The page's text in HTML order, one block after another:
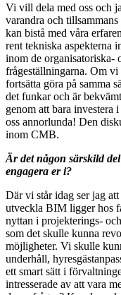
Vi vill dela med oss och
varandra och
kan bistå med våra
rent tekniska aspekterna
inom de organisatoriska-
frågeställningarna. Om
fortsätta göra på samma
det funkar och är
genom att bara investera
oss annorlunda! Den
inom CMB.
Är det någon särskild
engagera er i?
Där vi står idag ser jag
utveckla BIM ligger hos
nyttan i projekterings-
som det skulle kunna
möjligheter. Vi skulle
underhåll,
ett smart sätt i
intresserade av att vara